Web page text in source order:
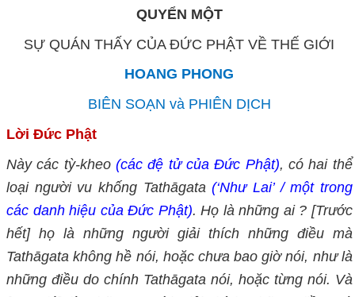
QUYỂN MỘT
SỰ QUÁN THẤY CỦA ĐỨC PHẬT VỀ THẾ GIỚI
HOANG PHONG
BIÊN SOẠN và PHIÊN DỊCH
Lời Đức Phật
Này các tỳ-kheo(các đệ tử của Đức Phật), có hai thể
loại người vu khống Tathāgata(‘Như Lai’ / một trong
các danh hiệu của Đức Phật). Họ là những ai ? [Trước
hết] họ là những người giải thích những điều mà
Tathāgata không hề nói, hoặc chưa bao giờ nói, như là
những điều do chính Tathāgata nói, hoặc từng nói. Và